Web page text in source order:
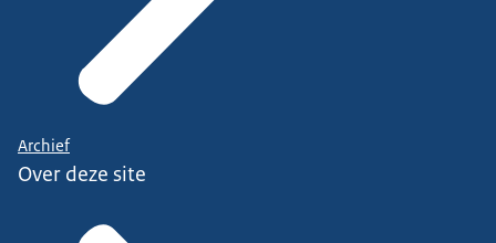
Archief
Over deze site